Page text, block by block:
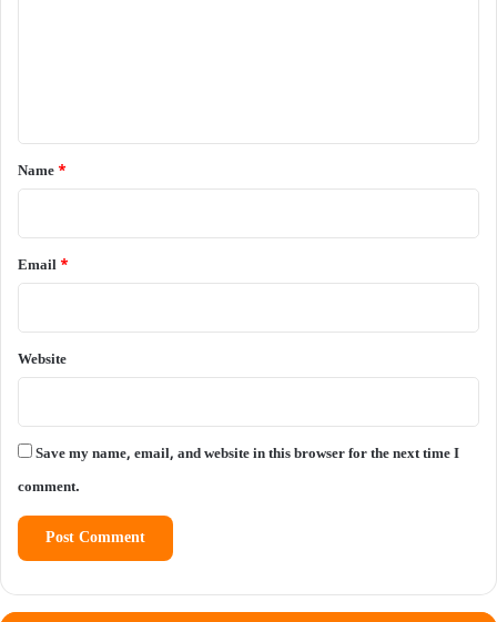
*
Name *
Email *
Website
Save my name, email, and website in this browser for the next time I
comment.